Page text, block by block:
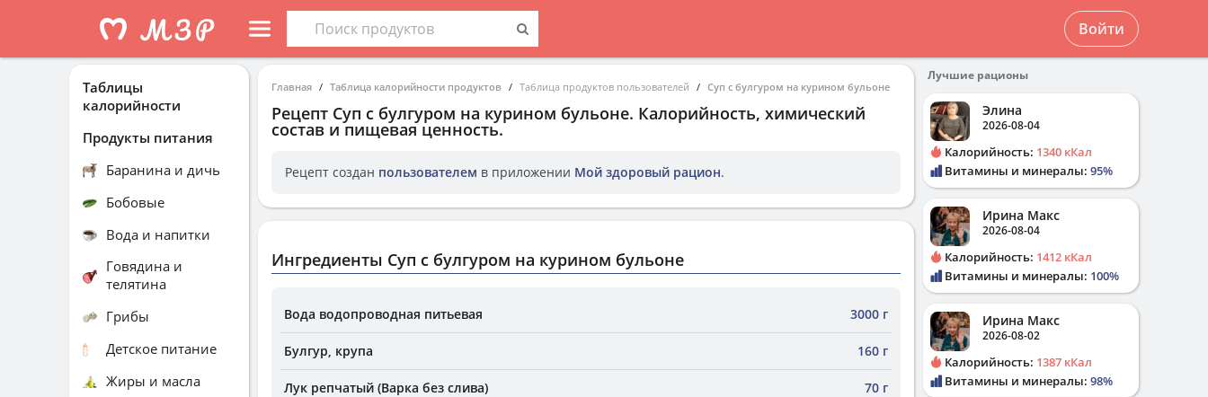
Войти
Главная Таблица калорийности продуктов Таблица продуктов пользователей Суп с булгуром на курином бульоне
Рецепт Суп с булгуром на курином бульоне. Калорийность, химический
состав и пищевая ценность.
Рецепт создан пользователем в приложении Мой здоровый рацион.
Ингредиенты Суп с булгуром на курином бульоне
Вода водопроводная питьевая 3000 г
Булгур, крупа 160 г
Лук репчатый (Варка без слива) 70 г
Таблицы
калорийности
Продукты питания
Баранина и дичь
Бобовые
Вода и напитки
Говядина и
телятина
Грибы
Детское питание
Жиры и масла
Лучшие рационы
Элина
2026-08-04
Калорийность: 1340 кКал
Витамины и минералы: 95%
Ирина Макс
2026-08-04
Калорийность: 1412 кКал
Витамины и минералы: 100%
Ирина Макс
2026-08-02
Калорийность: 1387 кКал
Витамины и минералы: 98%